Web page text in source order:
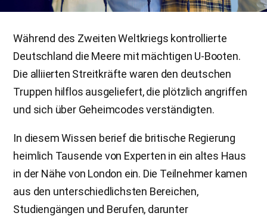
Während des Zweiten Weltkriegs kontrollierte
Deutschland die Meere mit mächtigen U-Booten.
Die alliierten Streitkräfte waren den deutschen
Truppen hilflos ausgeliefert, die plötzlich angriffen
und sich über Geheimcodes verständigten.
In diesem Wissen berief die britische Regierung
heimlich Tausende von Experten in ein altes Haus
in der Nähe von London ein. Die Teilnehmer kamen
aus den unterschiedlichsten Bereichen,
Studiengängen und Berufen, darunter